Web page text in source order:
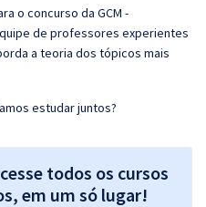
o concurso da GCM -
de professores experientes
a teoria dos tópicos mais
estudar juntos?
todos os cursos
em um só lugar!